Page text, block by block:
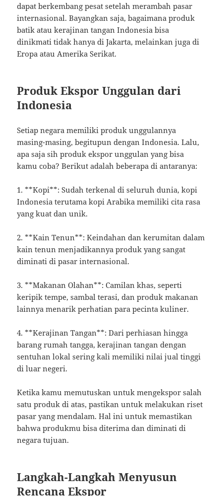
dapat berkembang pesat setelah merambah pasar
internasional. Bayangkan saja, bagaimana produk
batik atau kerajinan tangan Indonesia bisa
dinikmati tidak hanya di Jakarta, melainkan juga di
Eropa atau Amerika Serikat.
Produk Ekspor Unggulan dari
Indonesia
Setiap negara memiliki produk unggulannya
masing-masing, begitupun dengan Indonesia. Lalu,
apa saja sih produk ekspor unggulan yang bisa
kamu coba? Berikut adalah beberapa di antaranya:
1. **Kopi**: Sudah terkenal di seluruh dunia, kopi
Indonesia terutama kopi Arabika memiliki cita rasa
yang kuat dan unik.
2. **Kain Tenun**: Keindahan dan kerumitan dalam
kain tenun menjadikannya produk yang sangat
diminati di pasar internasional.
3. **Makanan Olahan**: Camilan khas, seperti
keripik tempe, sambal terasi, dan produk makanan
lainnya menarik perhatian para pecinta kuliner.
4. **Kerajinan Tangan**: Dari perhiasan hingga
barang rumah tangga, kerajinan tangan dengan
sentuhan lokal sering kali memiliki nilai jual tinggi
di luar negeri.
Ketika kamu memutuskan untuk mengekspor salah
satu produk di atas, pastikan untuk melakukan riset
pasar yang mendalam. Hal ini untuk memastikan
bahwa produkmu bisa diterima dan diminati di
negara tujuan.
Langkah-Langkah Menyusun
Rencana Ekspor